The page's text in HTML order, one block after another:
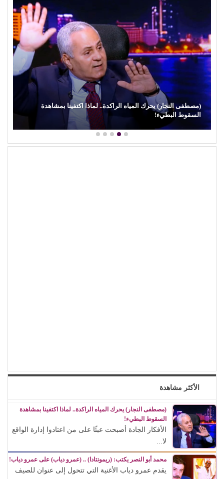
بهاء الدين يوسف يكتب: مسلسل (الويستيز).. دراما برائحة الأب
الروحي
الأكثر مشاهدة
(مصطفى النجار) يحرك المياه الراكدة.. لماذا اكتفينا بمشاهدة
السقوط البطيء!
الأفكار الجادة أصبحت عبئًا على من اعتادوا إدارة الواقع
لا...
محمد أبو النصر يكتب: (ريمونتادا) .. (عمرو دياب) على عمرو دياب!
يقدم عمرو دياب الأغنية التي تتحول إلى عنوان للصيف